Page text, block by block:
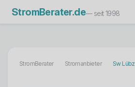
StromBerater.de— seit 1998
StromBerater Stromanbieter Sw Lübz